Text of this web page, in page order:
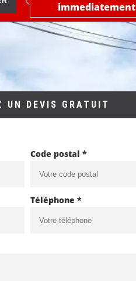
immediatement
UN DEVIS GRATUIT
Code postal *
Téléphone *